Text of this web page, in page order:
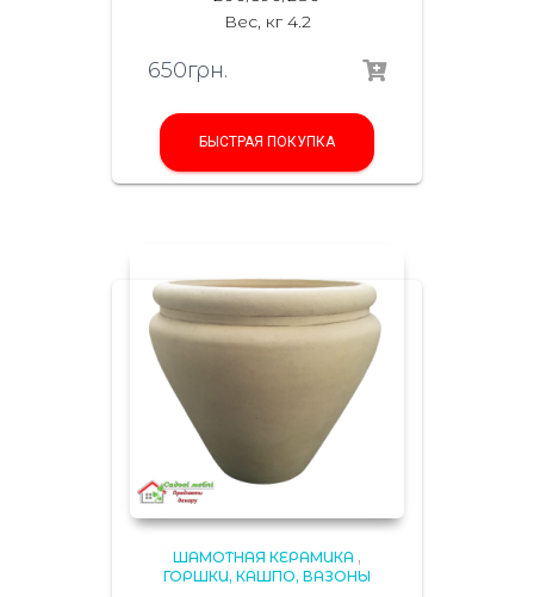
Вес, кг 4.2
650грн.
БЫСТРАЯ ПОКУПКА
ШАМОТНАЯ КЕРАМИКА ,
ГОРШКИ, КАШПО, ВАЗОНЫ